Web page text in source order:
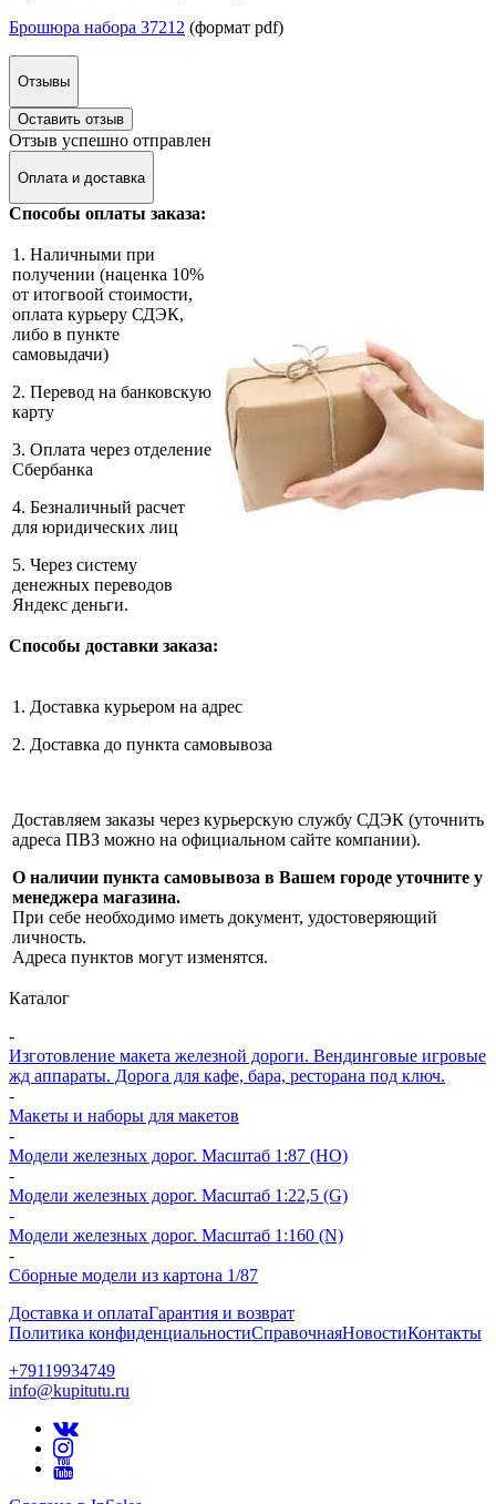
Брошюра набора 37212 (формат pdf)
Отзывы
Оставить отзыв
Отзыв успешно отправлен
Оплата и доставка
Способы оплаты заказа:
1. Наличными при
получении (наценка 10%
от итогвоой стоимости,
оплата курьеру СДЭК,
либо в пункте
самовыдачи)
2. Перевод на банковскую
карту
3. Оплата через отделение
Сбербанка
4. Безналичный расчет
для юридических лиц
5. Через систему
денежных переводов
Яндекс деньги.
Способы доставки заказа:
1. Доставка курьером на адрес
2. Доставка до пункта самовывоза
Доставляем заказы через курьерскую службу СДЭК (уточнить
адреса ПВЗ можно на официальном сайте компании).
О наличии пункта самовывоза в Вашем городе уточните у
менеджера магазина.
При себе необходимо иметь документ, удостоверяющий
личность.
Адреса пунктов могут изменятся.
Каталог
-
Изготовление макета железной дороги. Вендинговые игровые
жд аппараты. Дорога для кафе, бара, ресторана под ключ.
-
Макеты и наборы для макетов
-
Модели железных дорог. Масштаб 1:87 (HO)
-
Модели железных дорог. Масштаб 1:22,5 (G)
-
Модели железных дорог. Масштаб 1:160 (N)
-
Сборные модели из картона 1/87
Доставка и оплатаГарантия и возврат
Политика конфиденциальностиСправочнаяНовостиКонтакты
+79119934749
info@kupitutu.ru